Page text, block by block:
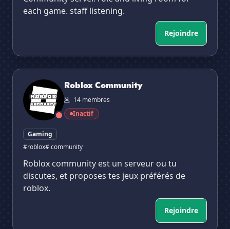
each game. staff listening.
Rejoindre
Roblox Community
Roblox Community
14 membres
Inactif
Gaming
#roblox# community
Roblox community est un serveur ou tu
discutes, et proposes tes jeux préférés de
roblox.
Rejoindre